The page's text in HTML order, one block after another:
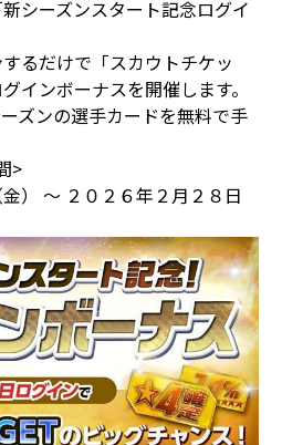
シーズンスタート記念ログイ
るだけで「スカウトチケッ
インボーナスを開催します。
ズンの選手カードを無料で手
>
） ～ ２０２６年２月２８日